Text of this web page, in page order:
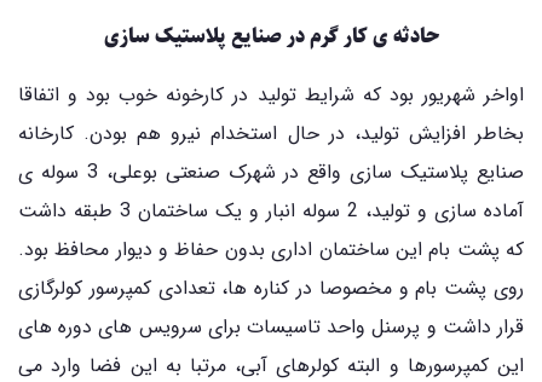
حادثه ی کار گرم در صنایع پلاستیک سازی
اواخر شهریور بود که شرایط تولید در کارخونه خوب بود و اتفاقا
بخاطر افزایش تولید، در حال استخدام نیرو هم بودن. کارخانه
صنایع پلاستیک سازی واقع در شهرک صنعتی بوعلی، 3 سوله ی
آماده سازی و تولید، 2 سوله انبار و یک ساختمان 3 طبقه داشت
که پشت بام این ساختمان اداری بدون حفاظ و دیوار محافظ بود.
روی پشت بام و مخصوصا در کناره ها، تعدادی کمپرسور کولرگازی
قرار داشت و پرسنل واحد تاسیسات برای سرویس های دوره های
این کمپرسورها و البته کولرهای آبی، مرتبا به این فضا وارد می